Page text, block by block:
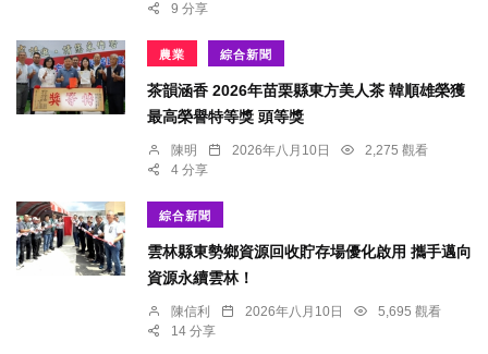
9 分享
農業 綜合新聞
茶韻涵香 2026年苗栗縣東方美人茶 韓順雄榮獲
最高榮譽特等獎 頭等獎
陳明 2026年八月10日
2,275 觀看
4 分享
綜合新聞
雲林縣東勢鄉資源回收貯存場優化啟用 攜手邁向
資源永續雲林！
陳信利 2026年八月10日
5,695 觀看
14 分享